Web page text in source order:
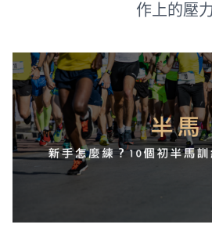
作上的壓力